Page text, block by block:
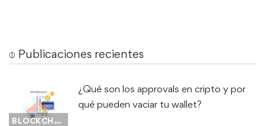
⌽ Publicaciones recientes
BLOCKCHAIN
¿Qué son los approvals en cripto y por
qué pueden vaciar tu wallet?